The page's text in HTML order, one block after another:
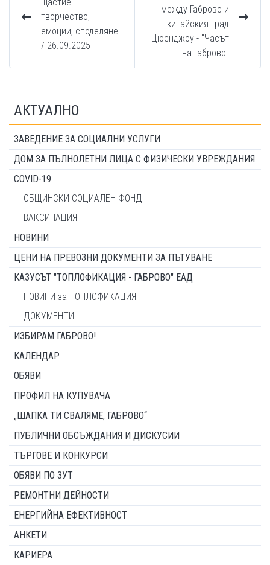
творчество,
емоции, споделяне
/ 26.09.2025
между Габрово и
китайския град
Цюенджоу - "Часът
на Габрово"
АКТУАЛНО
ЗАВЕДЕНИЕ ЗА СОЦИАЛНИ УСЛУГИ
ДОМ ЗА ПЪЛНОЛЕТНИ ЛИЦА С ФИЗИЧЕСКИ УВРЕЖДАНИЯ
COVID-19
ОБЩИНСКИ СОЦИАЛЕН ФОНД
ВАКСИНАЦИЯ
НОВИНИ
ЦЕНИ НА ПРЕВОЗНИ ДОКУМЕНТИ ЗА ПЪТУВАНЕ
КАЗУСЪТ "ТОПЛОФИКАЦИЯ - ГАБРОВО" ЕАД
НОВИНИ за ТОПЛОФИКАЦИЯ
ДОКУМЕНТИ
ИЗБИРАМ ГАБРОВО!
КАЛЕНДАР
ОБЯВИ
ПРОФИЛ НА КУПУВАЧА
„ШАПКА ТИ СВАЛЯМЕ, ГАБРОВО“
ПУБЛИЧНИ ОБСЪЖДАНИЯ И ДИСКУСИИ
ТЪРГОВЕ И КОНКУРСИ
ОБЯВИ ПО ЗУТ
РЕМОНТНИ ДЕЙНОСТИ
ЕНЕРГИЙНА ЕФЕКТИВНОСТ
АНКЕТИ
КАРИЕРА